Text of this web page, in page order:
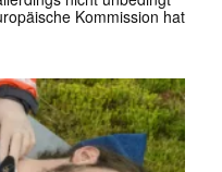
Kommission hat